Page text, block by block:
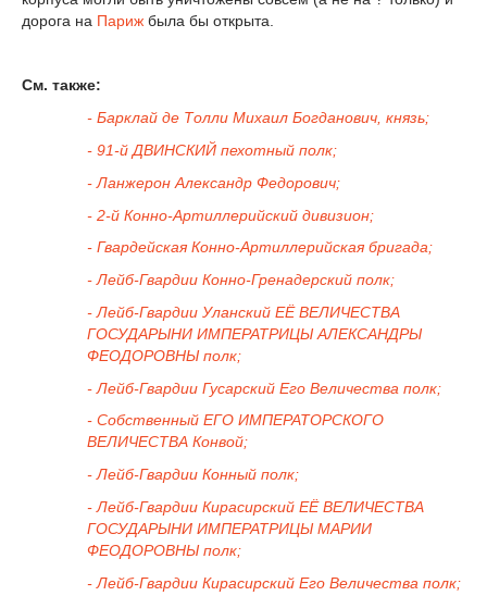
дорога на Париж была бы открыта.
См. также:
- Барклай де Толли Михаил Богданович, князь;
- 91-й ДВИНСКИЙ пехотный полк;
- Ланжерон Александр Федорович;
- 2-й Конно-Артиллерийский дивизион;
- Гвардейская Конно-Артиллерийская бригада;
- Лейб-Гвардии Конно-Гренадерский полк;
- Лейб-Гвардии Уланский ЕЁ ВЕЛИЧЕСТВА
ГОСУДАРЫНИ ИМПЕРАТРИЦЫ АЛЕКСАНДРЫ
ФЕОДОРОВНЫ полк;
- Лейб-Гвардии Гусарский Его Величества полк;
- Собственный ЕГО ИМПЕРАТОРСКОГО
ВЕЛИЧЕСТВА Конвой;
- Лейб-Гвардии Конный полк;
- Лейб-Гвардии Кирасирский ЕЁ ВЕЛИЧЕСТВА
ГОСУДАРЫНИ ИМПЕРАТРИЦЫ МАРИИ
ФЕОДОРОВНЫ полк;
- Лейб-Гвардии Кирасирский Его Величества полк;